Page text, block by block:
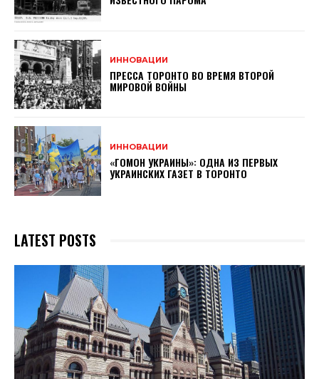
ИННОВАЦИИ
ПРЕССА ТОРОНТО ВО ВРЕМЯ ВТОРОЙ
МИРОВОЙ ВОЙНЫ
ИННОВАЦИИ
«ГОМОН УКРАИНЫ»: ОДНА ИЗ ПЕРВЫХ
УКРАИНСКИХ ГАЗЕТ В ТОРОНТО
LATEST POSTS